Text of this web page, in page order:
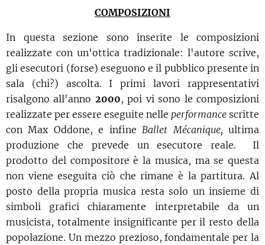
COMPOSIZIONI
In questa sezione sono inserite le composizioni
realizzate con un'ottica tradizionale: l'autore scrive,
gli esecutori (forse) eseguono e il pubblico presente in
sala (chi?) ascolta. I primi lavori rappresentativi
risalgono all'anno 2000, poi vi sono le composizioni
realizzate per essere eseguite nelle performance scritte
con Max Oddone, e infine Ballet Mécanique,ultima
produzione che prevede un esecutore reale.
Il
prodotto del compositore è la musica, ma se questa
non viene eseguita ciò che rimane è la partitura. Al
posto della propria musica resta solo un insieme di
simboli grafici chiaramente interpretabile da un
musicista, totalmente insignificante per il resto della
popolazione. Un mezzo prezioso, fondamentale per la